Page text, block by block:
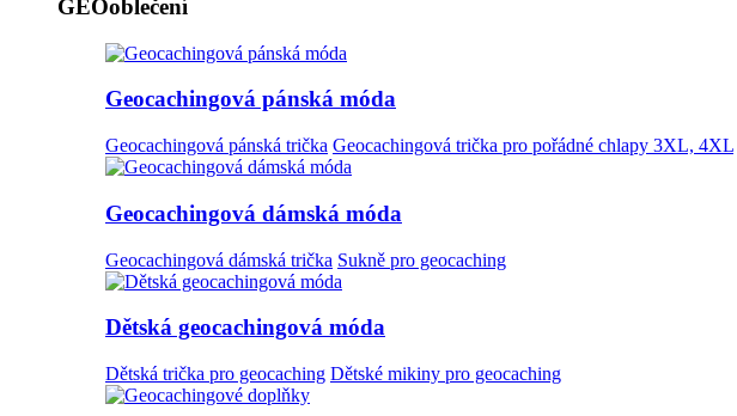
GEOoblečení
Geocachingová pánská móda
Geocachingová pánská trička Geocachingová trička pro pořádné chlapy 3XL, 4XL
Geocachingová dámská móda
Geocachingová dámská trička Sukně pro geocaching
Dětská geocachingová móda
Dětská trička pro geocaching Dětské mikiny pro geocaching